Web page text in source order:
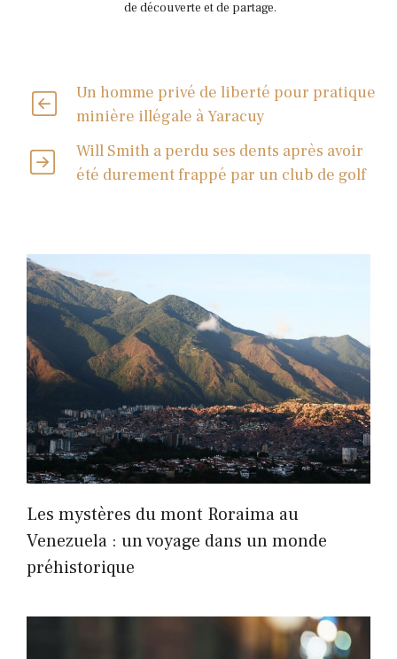
de découverte et de partage.
Un homme privé de liberté pour pratique
minière illégale à Yaracuy
Will Smith a perdu ses dents après avoir
été durement frappé par un club de golf
Les mystères du mont Roraima au
Venezuela : un voyage dans un monde
préhistorique